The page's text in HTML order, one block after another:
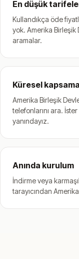
En düşük
Kullandıkça öde
yok. Amerika Birleşik
aramalar.
Küresel kapsama
Amerika Birleşik
telefonlarını ara.
yanındayız.
Anında kurulum
İndirme veya
tarayıcından